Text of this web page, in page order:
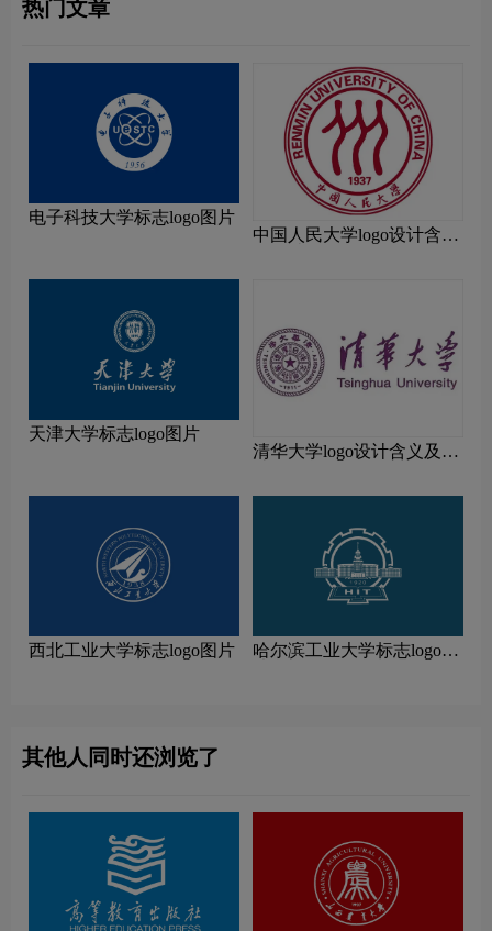
热门文章
电子科技大学标志logo图片
中国人民大学logo设计含义
天津大学标志logo图片
清华大学logo设计含义及设
西北工业大学标志logo图片
哈尔滨工业大学标志logo图
其他人同时还浏览了